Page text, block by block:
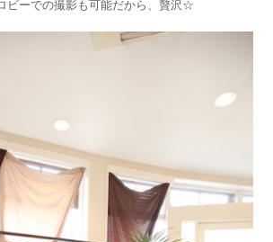
ビーでの撮影も可能だから、贅沢☆